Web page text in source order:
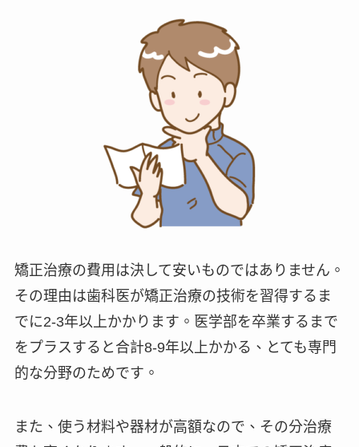
矯正治療の費用は決して安いものではありません。
その理由は歯科医が矯正治療の技術を習得するま
でに2-3年以上かかります。医学部を卒業するまで
をプラスすると合計8-9年以上かかる、とても専門
的な分野のためです。
また、使う材料や器材が高額なので、その分治療